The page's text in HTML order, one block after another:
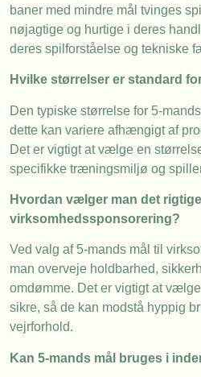
baner med mindre mål tvinges
nøjagtige og hurtige i deres
deres spilforståelse og tekniske
Hvilke størrelser er standard
Den typiske størrelse for 5-
dette kan variere afhængigt af
Det er vigtigt at vælge en
specifikke træningsmiljø og
Hvordan vælger man det
virksomhedssponsorering?
Ved valg af 5-mands mål til
man overveje holdbarhed,
omdømme. Det er vigtigt at
sikre, så de kan modstå hyppig
vejrforhold.
Kan 5-mands mål bruges i